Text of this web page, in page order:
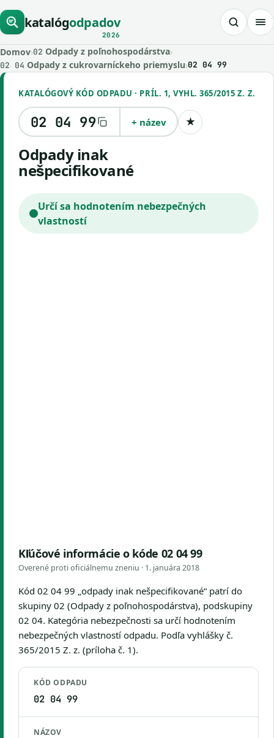
katalógodpadov
2026
Domov›02 Odpady z poľnohospodárstva›
02 04 Odpady z cukrovarníckeho priemyslu›02 04 99
KATALÓGOVÝ KÓD ODPADU · PRÍL. 1, VYHL. 365/2015 Z. Z.
02 04 99 + název ★Uložiť kód
odpady inak
nešpecifikované
Určí sa hodnotením nebezpečných
vlastností
Kľúčové informácie o kóde 02 04 99
Overené proti oficiálnemu zneniu · 1. januára 2018
Kód 02 04 99 „odpady inak nešpecifikované“ patrí do
skupiny 02 (Odpady z poľnohospodárstva), podskupiny
02 04. Kategória nebezpečnosti sa určí hodnotením
nebezpečných vlastností odpadu. Podľa vyhlášky č.
365/2015 Z. z. (príloha č. 1).
KÓD ODPADU
02 04 99
NÁZOV